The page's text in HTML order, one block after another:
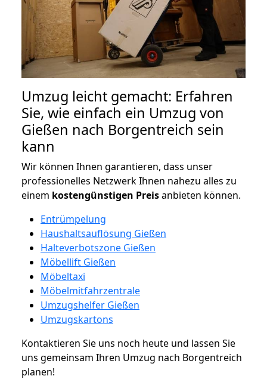
Umzug leicht gemacht: Erfahren
Sie, wie einfach ein Umzug von
Gießen nach Borgentreich sein
kann
Wir können Ihnen garantieren, dass unser
professionelles Netzwerk Ihnen nahezu alles zu
einem kostengünstigen Preisanbieten können.
Entrümpelung
Haushaltsauflösung Gießen
Halteverbotszone Gießen
Möbellift Gießen
Möbeltaxi
Möbelmitfahrzentrale
Umzugshelfer Gießen
Umzugskartons
Kontaktieren Sie uns noch heute und lassen Sie
uns gemeinsam Ihren Umzug nach Borgentreich
planen!